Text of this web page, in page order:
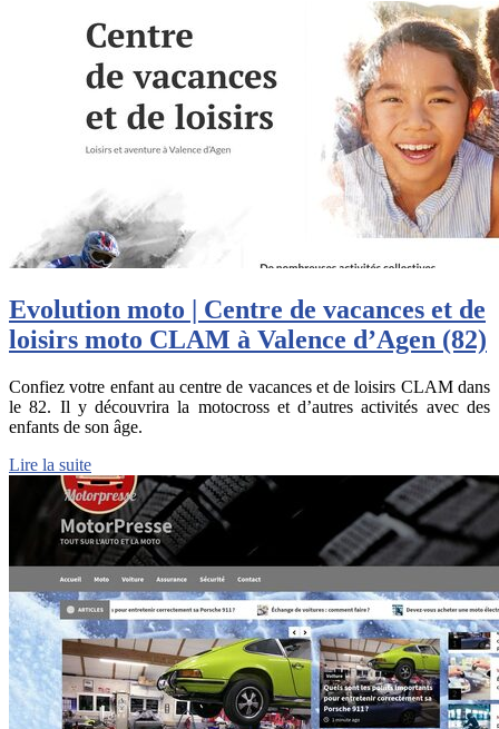
Evolution moto | Centre de vacances et de
loisirs moto CLAM à Valence d’Agen (82)
Confiez votre enfant au centre de vacances et de loisirs CLAM dans
le 82. Il y découvrira la motocross et d’autres activités avec des
enfants de son âge.
Lire la suite